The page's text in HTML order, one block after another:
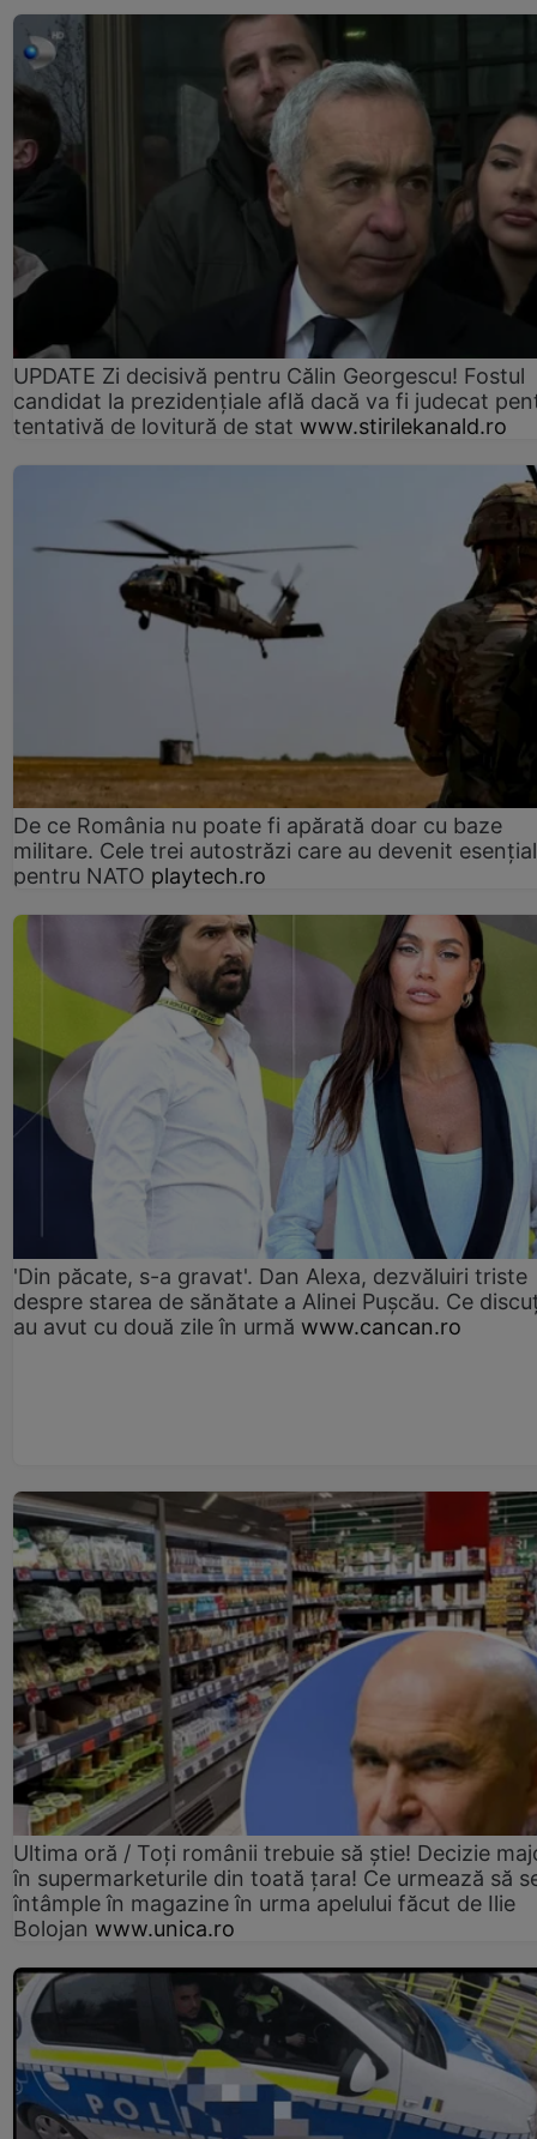
UPDATE Zi decisivă pentru Călin Georgescu! Fostul
candidat la prezidențiale află dacă va fi judecat
tentativă de lovitură de stat www.stirilekanald.ro
De ce România nu poate fi apărată doar cu baze
militare. Cele trei autostrăzi care au devenit
pentru NATO playtech.ro
'Din păcate, s-a gravat'. Dan Alexa, dezvăluiri triste
despre starea de sănătate a Alinei Pușcău. Ce
au avut cu două zile în urmă www.cancan.ro
Ultima oră / Toți românii trebuie să știe! Decizie
în supermarketurile din toată țara! Ce urmează să
întâmple în magazine în urma apelului făcut de Ilie
Bolojan www.unica.ro